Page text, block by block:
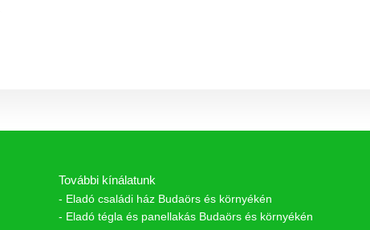
További kínálatunk
- Eladó családi ház Budaörs és környékén
- Eladó tégla és panellakás Budaörs és környékén